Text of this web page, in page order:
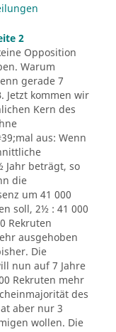
2
Opposition
Warum
gerade 7
Jetzt kommen wir
Kern des
aus: Wenn
Jahr beträgt, so
die
um 41 000
soll, 2½ : 41 000
Rekruten
ausgehoben
Die
nun auf 7 Jahre
Rekruten mehr
des
aber nur 3
wollen. Die